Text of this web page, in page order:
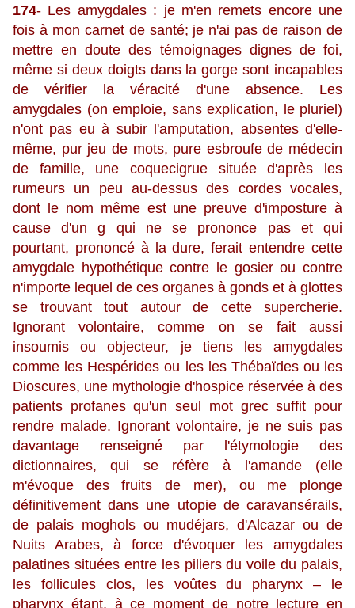
174- Les amygdales : je m'en remets encore une
fois à mon carnet de santé; je n'ai pas de raison de
mettre en doute des témoignages dignes de foi,
même si deux doigts dans la gorge sont incapables
de vérifier la véracité d'une absence. Les
amygdales (on emploie, sans explication, le pluriel)
n'ont pas eu à subir l'amputation, absentes d'elle-
même, pur jeu de mots, pure esbroufe de médecin
de famille, une coquecigrue située d'après les
rumeurs un peu au-dessus des cordes vocales,
dont le nom même est une preuve d'imposture à
cause d'un g qui ne se prononce pas et qui
pourtant, prononcé à la dure, ferait entendre cette
amygdale hypothétique contre le gosier ou contre
n'importe lequel de ces organes à gonds et à glottes
se trouvant tout autour de cette supercherie.
Ignorant volontaire, comme on se fait aussi
insoumis ou objecteur, je tiens les amygdales
comme les Hespérides ou les les Thébaïdes ou les
Dioscures, une mythologie d'hospice réservée à des
patients profanes qu'un seul mot grec suffit pour
rendre malade. Ignorant volontaire, je ne suis pas
davantage renseigné par l'étymologie des
dictionnaires, qui se réfère à l'amande (elle
m'évoque des fruits de mer), ou me plonge
définitivement dans une utopie de caravansérails,
de palais moghols ou mudéjars, d'Alcazar ou de
Nuits Arabes, à force d'évoquer les amygdales
palatines situées entre les piliers du voile du palais,
les follicules clos, les voûtes du pharynx – le
pharynx étant, à ce moment de notre lecture en